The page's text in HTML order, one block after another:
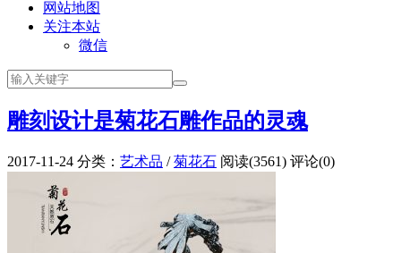
网站地图
关注本站
微信
雕刻设计是菊花石雕作品的灵魂
2017-11-24 分类： 艺术品 /菊花石 阅读(3561) 评论(0)